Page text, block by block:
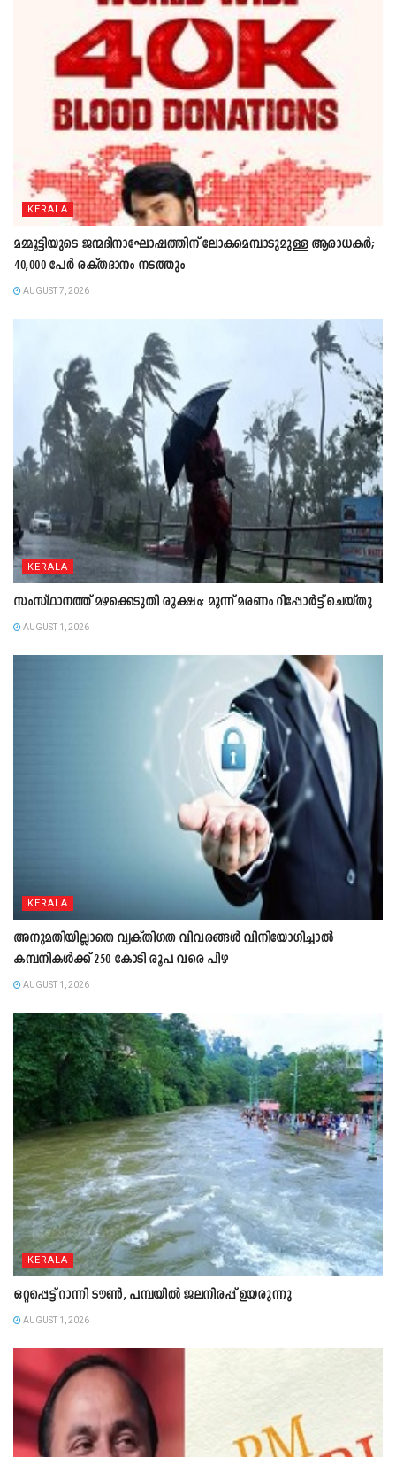
KERALA
മമ്മൂട്ടിയുടെ ജന്മദിനാഘോഷത്തിന് ലോകമെമ്പാടുമുള്ള ആരാധകർ;
40,000 പേർ രക്തദാനം നടത്തും
AUGUST 7, 2026
KERALA
സംസ്ഥാനത്ത് മഴക്കെടുതി രൂക്ഷം; മൂന്ന് മരണം റിപ്പോർട്ട് ചെയ്തു
AUGUST 1, 2026
KERALA
അനുമതിയില്ലാതെ വ്യക്തിഗത വിവരങ്ങൾ വിനിയോഗിച്ചാൽ
കമ്പനികൾക്ക് 250 കോടി രൂപ വരെ പിഴ
AUGUST 1, 2026
KERALA
ഒറ്റപ്പെട്ട് റാന്നി ടൗൺ, പമ്പയിൽ ജലനിരപ്പ് ഉയരുന്നു
AUGUST 1, 2026